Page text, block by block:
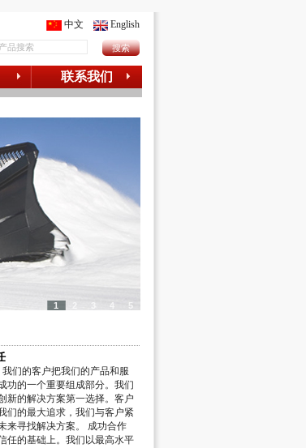
中文 English
联系我们
1 3 4 5
们的客户把我们的产品和服
功的一个重要组成部分。我们
新的解决方案第一选择。客户
们的最大追求，我们与客户紧
来寻找解决方案。 成功合作
任的基础上。我们以最高水平